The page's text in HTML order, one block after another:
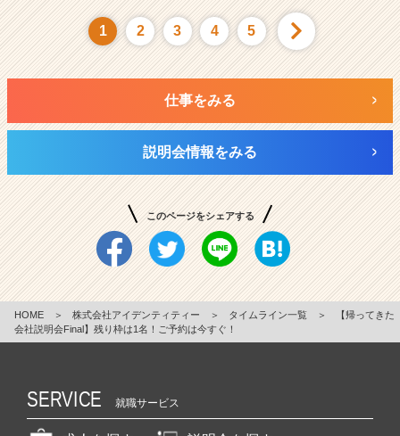
1 2 3 4 5
仕事をみる
説明会情報をみる
このページをシェアする
HOME ＞ 株式会社アイデンティティー ＞ タイムライン一覧 ＞
【帰ってきた
会社説明会Final】残り枠は1名！ご予約は今すぐ！
SERVICE 就職サービス